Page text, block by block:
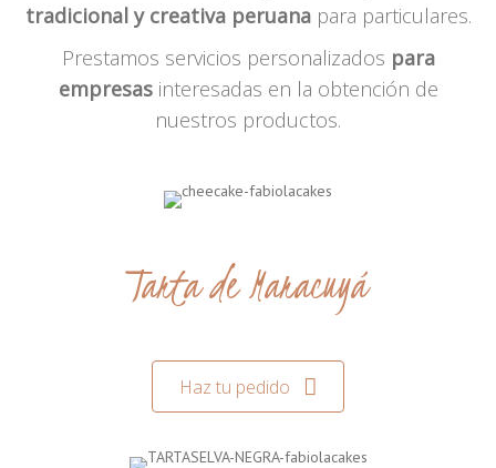
tradicional y creativa peruanapara particulares.
Prestamos servicios personalizados para
empresasinteresadas en la obtención de
nuestros productos.
Tarta de Maracuyá
Haz tu pedido